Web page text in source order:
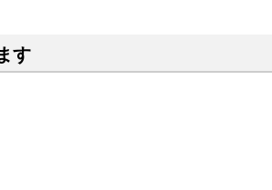
す